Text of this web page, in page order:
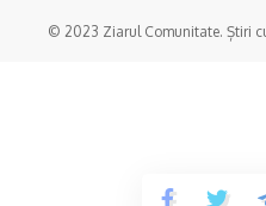
© 2023 Ziarul Comunitate. Știri